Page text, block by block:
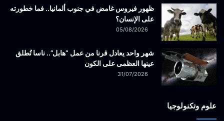
ظهور فيروس غامض في جنوب ألمانيا.. فما خطورته
على الإنسان؟
05/08/2026
شهر واحد يعادل قرنا من عمل “هابل”.. ناسا تُطلق
عينها العظمى على الكون
31/07/2026
علوم وتكنولوجيا